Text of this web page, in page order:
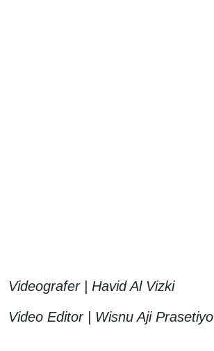
Videografer | Havid Al Vizki
Video Editor | Wisnu Aji Prasetiyo